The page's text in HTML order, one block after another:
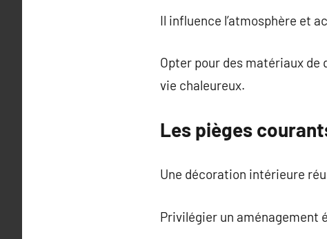
Il influence l’atmosphère et
Opter pour des matériaux
vie chaleureux.
Les pièges
Une décoration intérieure
Privilégier un aménagement